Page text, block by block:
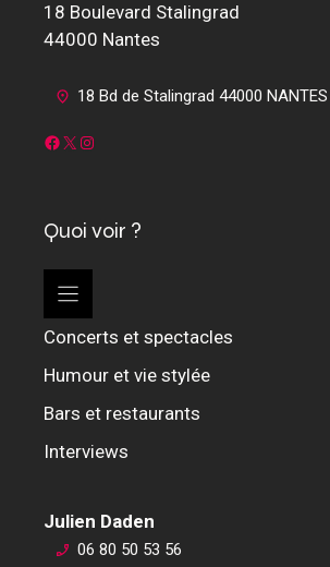
18 Boulevard Stalingrad
44000 Nantes
18 Bd de Stalingrad 44000 NANTES
Facebook
X Instagram
Quoi voir ?
Concerts et spectacles
Humour et vie stylée
Bars et restaurants
Interviews
Julien Daden
06 80 50 53 56